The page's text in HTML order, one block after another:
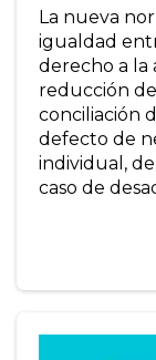
La nueva
igualdad
derecho a la
reducción
conciliación
defecto de
individual,
caso de